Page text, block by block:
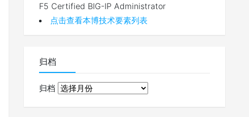
F5 Certified BIG-IP Administrator
点击查看本博技术要素列表
归档
归档